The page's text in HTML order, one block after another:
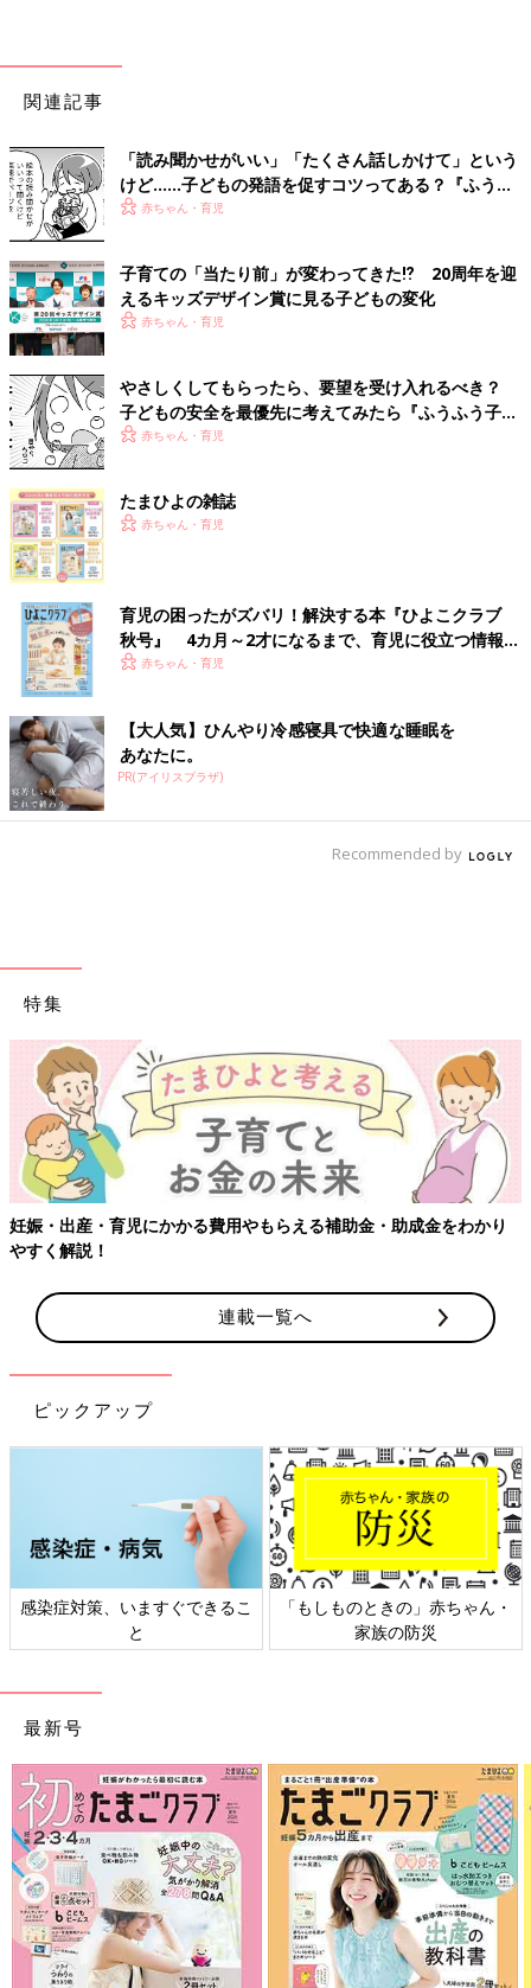
関連記事
「読み聞かせがいい」「たくさん話しかけて」という
けど……子どもの発語を促すコツってある？『ふうふ
う子育て ＃64』
赤ちゃん・育児
子育ての「当たり前」が変わってきた⁉ 20周年を迎
えるキッズデザイン賞に見る子どもの変化
赤ちゃん・育児
やさしくしてもらったら、要望を受け入れるべき？
子どもの安全を最優先に考えてみたら『ふうふう子育
て ＃59』
赤ちゃん・育児
たまひよの雑誌
赤ちゃん・育児
育児の困ったがズバリ！解決する本『ひよこクラブ
秋号』 4カ月～2才になるまで、育児に役立つ情報が
いっぱい！
赤ちゃん・育児
【大人気】ひんやり冷感寝具で快適な睡眠を
あなたに。
PR(アイリスプラザ)
Recommended by
特集
妊娠・出産・育児にかかる費用やもらえる補助金・助成金をわかり
やすく解説！
連載一覧へ
ピックアップ
感染症対策、いますぐできるこ
と
「もしものときの」赤ちゃん・
家族の防災
最新号